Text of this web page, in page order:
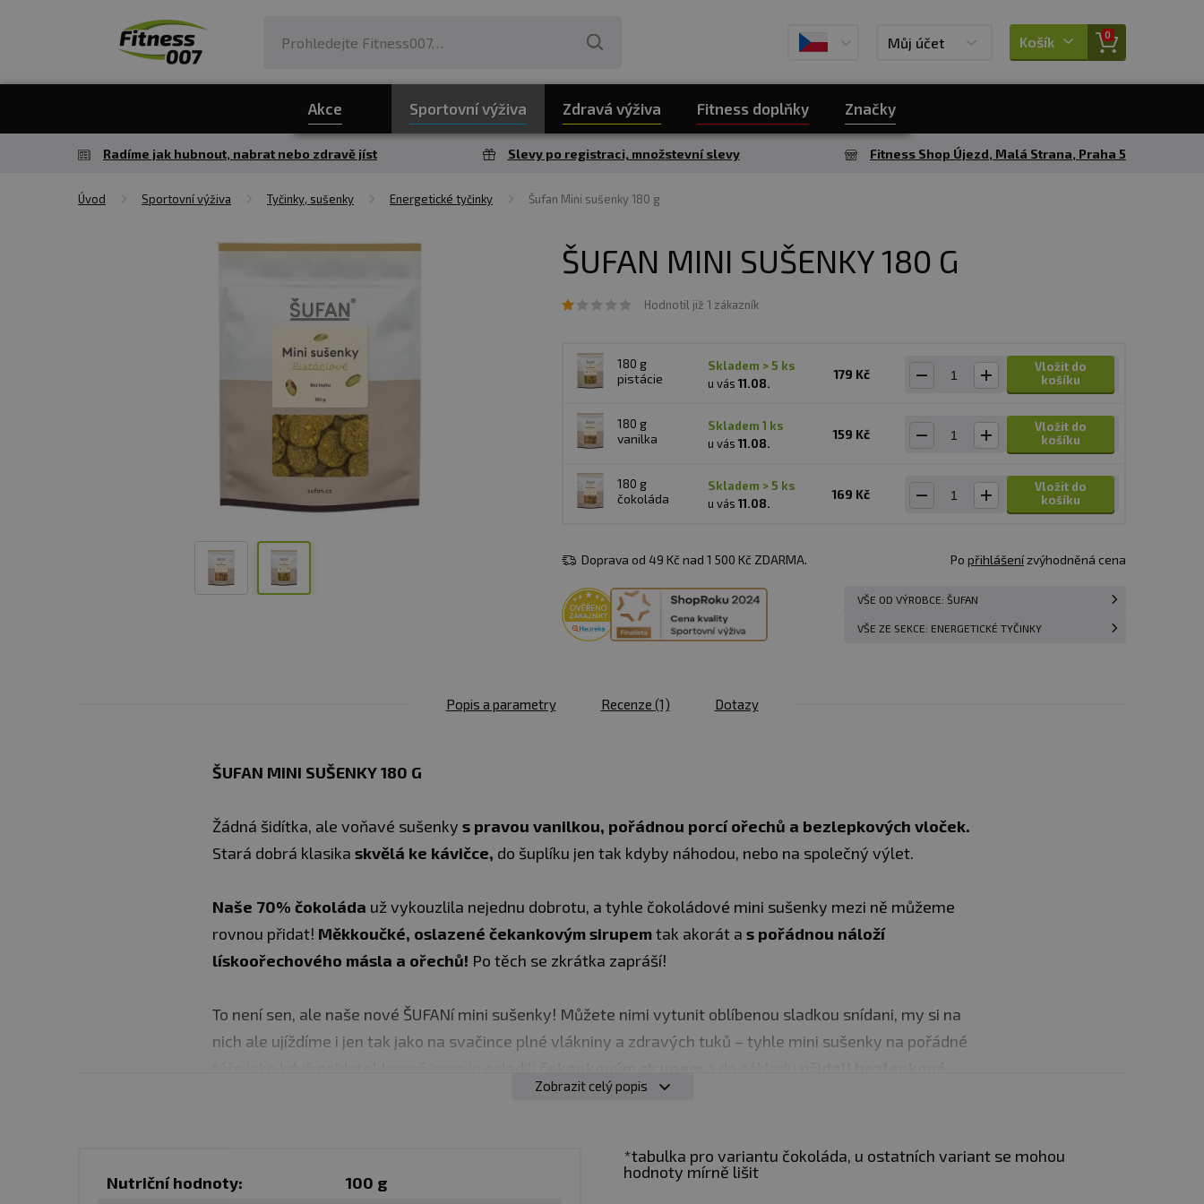
Můj účet Košík 0
Akce Sportovní výživa Zdravá výživa Fitness doplňky Značky
Radíme jak hubnout, nabrat nebo zdravě jíst Slevy po registraci, množstevní slevy Fitness Shop Újezd, Malá Strana, Praha 5
Úvod Sportovní výživa Tyčinky, sušenky Energetické tyčinky Šufan Mini sušenky 180 g
ŠUFAN MINI SUŠENKY 180 G
Hodnotil již 1 zákazník
180 g
pistácie
skladem > 5 ks
u vás11.08.
179 Kč
Vložit do
košíku
180 g
vanilka
skladem 1 ks
u vás11.08.
159 Kč
Vložit do
košíku
180 g
čokoláda
skladem > 5 ks
u vás11.08.
169 Kč
Vložit do
košíku
Doprava od 49 Kč nad 1 500 Kč ZDARMA. Po přihlášenízvýhodněná cena
VŠE OD VÝROBCE: ŠUFAN
VŠE ZE SEKCE: ENERGETICKÉ TYČINKY
Popis a parametry Recenze (1) Dotazy
ŠUFAN MINI SUŠENKY 180 G
Žádná šidítka, ale voňavé sušenky s pravou vanilkou, pořádnou porcí ořechů a bezlepkových vloček.
Stará dobrá klasika skvělá ke kávičce, do šuplíku jen tak kdyby náhodou, nebo na společný výlet.
Naše 70% čokoláda už vykouzlila nejednu dobrotu, a tyhle čokoládové mini sušenky mezi ně můžeme
rovnou přidat! Měkkoučké, oslazené čekankovým sirupemtak akorát a s pořádnou náloží
lískoořechového másla a ořechů! Po těch se zkrátka zapráší!
To není sen, ale naše nové ŠUFANí mini sušenky! Můžete nimi vytunit oblíbenou sladkou snídani, my si na
nich ale ujíždíme i jen tak jako na svačince plné vlákniny a zdravých tuků – tyhle mini sušenky na pořádné
a bylo hotovo.
Navíc jsme pro vás připravili i další dvě oblíbené příchutě. Tak které mini sušenky ochutnáte jako první?
Zobrazit celý popis
Nutriční hodnoty:
100 g
*tabulka pro variantu čokoláda, u ostatních variant se mohou
hodnoty mírně lišit